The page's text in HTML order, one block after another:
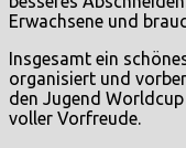
Erwachsene und
Insgesamt ein
organisiert und
den Jugend
voller Vorfreude.